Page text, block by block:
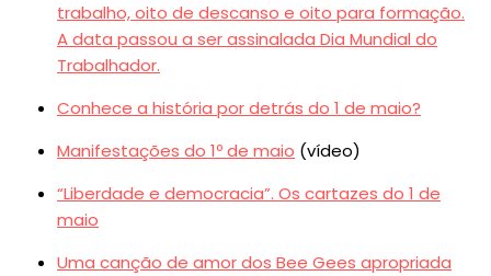
trabalho, oito de descanso e oito para formação.
A data passou a ser assinalada Dia Mundial do
Trabalhador.
Conhece a história por detrás do 1 de maio?
Manifestações do 1º de maio (vídeo)
“Liberdade e democracia”. Os cartazes do 1 de
maio
Uma canção de amor dos Bee Gees apropriada